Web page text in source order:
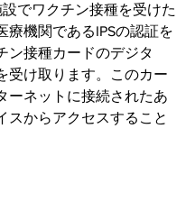
でワクチン接種を受けた
療機関であるIPSの認証を
ン接種カードのデジタ
受け取ります。このカー
ーネットに接続されたあ
スからアクセスすること